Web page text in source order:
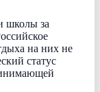
школы за
на них не
статус